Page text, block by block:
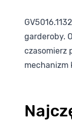
garderoby.
czasomierz
mechanizm